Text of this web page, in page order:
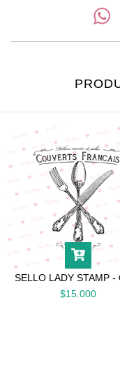
SELLO LADY STAMP -
$15.000